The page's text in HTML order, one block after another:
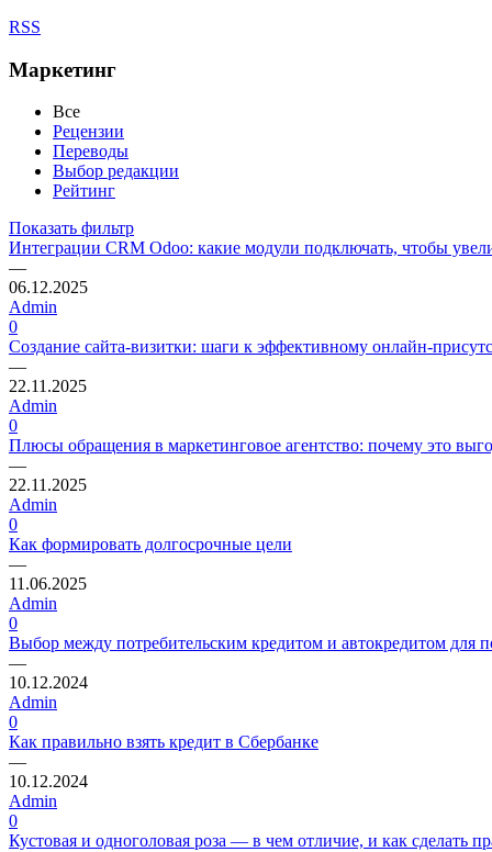
RSS
Маркетинг
Все
Рецензии
Переводы
Выбор редакции
Рейтинг
Показать фильтр
Интеграции CRM Odoo: какие модули подключать, чтобы
—
06.12.2025
Admin
0
Создание сайта-визитки: шаги к эффективному онлайн-
—
22.11.2025
Admin
0
Плюсы обращения в маркетинговое агентство: почему это
—
22.11.2025
Admin
0
Как формировать долгосрочные цели
—
11.06.2025
Admin
0
Выбор между потребительским кредитом и автокредитом для
—
10.12.2024
Admin
0
Как правильно взять кредит в Сбербанке
—
10.12.2024
Admin
0
Кустовая и одноголовая роза — в чем отличие, и как сделать